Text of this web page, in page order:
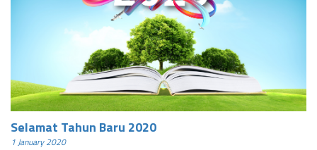
Selamat Tahun Baru 2020
1 January 2020